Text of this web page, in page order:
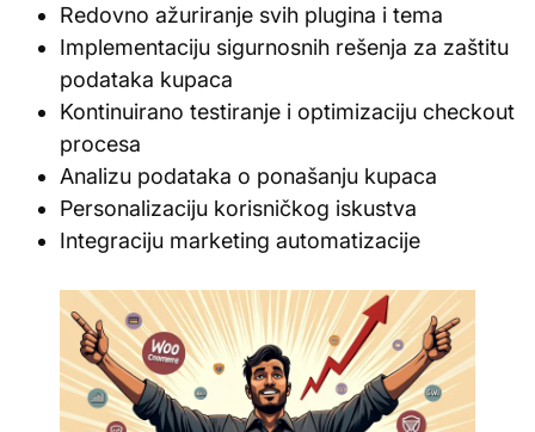
Redovno ažuriranje svih plugina i tema
Implementaciju sigurnosnih rešenja za zaštitu
podataka kupaca
Kontinuirano testiranje i optimizaciju checkout
procesa
Analizu podataka o ponašanju kupaca
Personalizaciju korisničkog iskustva
Integraciju marketing automatizacije